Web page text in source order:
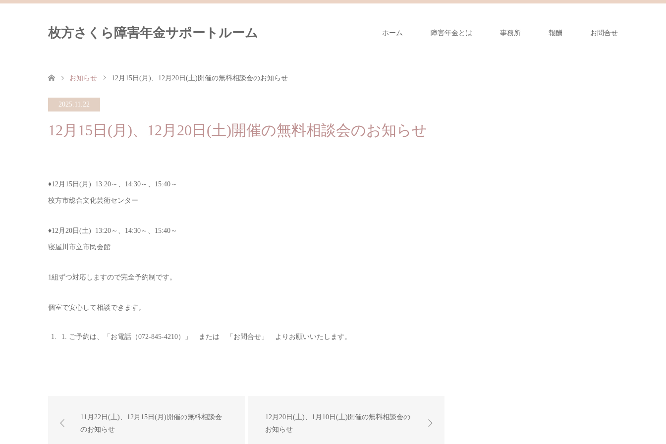
枚方さくら障害年金サポートルーム ホーム 障害年金とは 事務所 報酬 お問合せ
お知らせ 12月15日(月)、12月20日(土)開催の無料相談会のお知らせ
2025.11.22
12月15日(月)、12月20日(土)開催の無料相談会のお知らせ
♦︎12月15日(月) 13:20～、14:30～、15:40～
枚方市総合文化芸術センター
♦︎12月20日(土) 13:20～、14:30～、15:40～
寝屋川市立市民会館
1組ずつ対応しますので完全予約制です。
個室で安心して相談できます。
ご予約は、「お電話（072-845-4210）」 または 「お問合せ」 よりお願いいたします。
11月22日(土)、12月15日(月)開催の無料相談会
のお知らせ
12月20日(土)、1月10日(土)開催の無料相談会の
お知らせ